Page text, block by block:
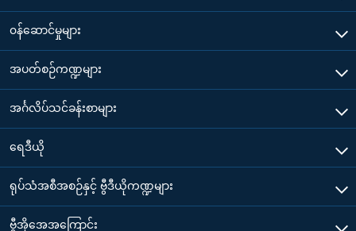
၀န်ဆောင်မှုများ
အပတ်စဉ်ကဏ္ဍများ
အင်္ဂလိပ်သင်ခန်းစာများ
ရေဒီယို
ရုပ်သံအစီအစဉ်နှင့် ဗွီဒီယိုကဏ္ဍများ
ဗွီအိုအေအကြောင်း